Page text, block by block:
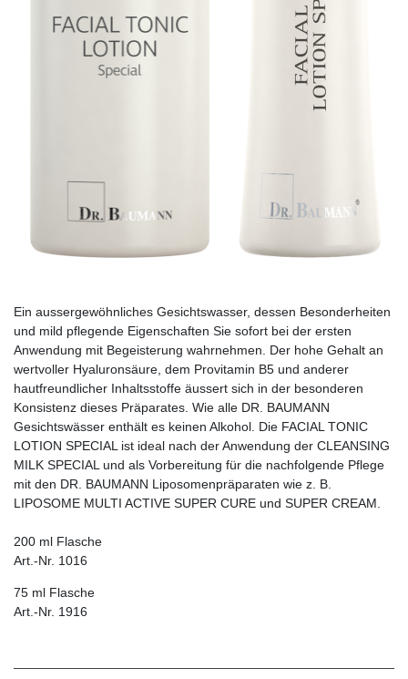
Ein aussergewöhnliches Gesichtswasser, dessen Be­­son­derheiten
und mild pflegende Eigenschaften Sie sofort bei der ersten
Anwendung mit Begeisterung wahrnehmen. Der hohe Gehalt an
wertvoller Hyaluronsäure, dem Provitamin B5 und anderer
hautfreundlicher Inhaltsstoffe äussert sich in der besonderen
Konsistenz dieses Präparates. Wie alle DR. BAUMANN
Gesichtswässer enthält es keinen Alkohol. Die FACIAL TONIC
LOTION SPECIAL ist ideal nach der Anwendung der CLEANSING
MILK SPECIAL und als Vorbereitung für die nachfolgende Pflege
mit den DR. BAUMANN Liposomenpräparaten wie z. B.
LIPOSOME MULTI ACTIVE SUPER CURE und SUPER CREAM.
200 ml Flasche
Art.-Nr. 1016
75 ml Flasche
Art.-Nr. 1916